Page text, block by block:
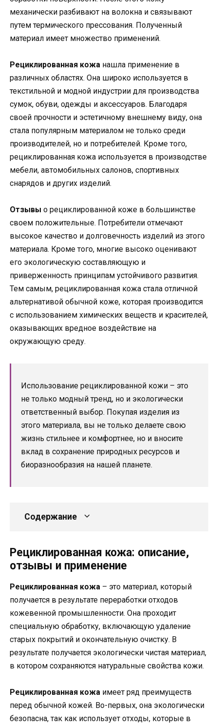
механически разбивают на волокна и связывают
путем термического прессования. Полученный
материал имеет множество применений.
Рециклированная кожа нашла применение в
различных областях. Она широко используется в
текстильной и модной индустрии для производства
сумок, обуви, одежды и аксессуаров. Благодаря
своей прочности и эстетичному внешнему виду, она
стала популярным материалом не только среди
производителей, но и потребителей. Кроме того,
рециклированная кожа используется в производстве
мебели, автомобильных салонов, спортивных
снарядов и других изделий.
Отзывы о рециклированной коже в большинстве
своем положительные. Потребители отмечают
высокое качество и долговечность изделий из этого
материала. Кроме того, многие высоко оценивают
его экологическую составляющую и
приверженность принципам устойчивого развития.
Тем самым, рециклированная кожа стала отличной
альтернативой обычной коже, которая производится
с использованием химических веществ и красителей,
оказывающих вредное воздействие на
окружающую среду.
Использование рециклированной кожи – это
не только модный тренд, но и экологически
ответственный выбор. Покупая изделия из
этого материала, вы не только делаете свою
жизнь стильнее и комфортнее, но и вносите
вклад в сохранение природных ресурсов и
биоразнообразия на нашей планете.
Содержание
Рециклированная кожа: описание,
отзывы и применение
Рециклированная кожа – это материал, который
получается в результате переработки отходов
кожевенной промышленности. Она проходит
специальную обработку, включающую удаление
старых покрытий и окончательную очистку. В
результате получается экологически чистая материал,
в котором сохраняются натуральные свойства кожи.
Рециклированная кожа имеет ряд преимуществ
перед обычной кожей. Во-первых, она экологически
безопасна, так как использует отходы, которые в